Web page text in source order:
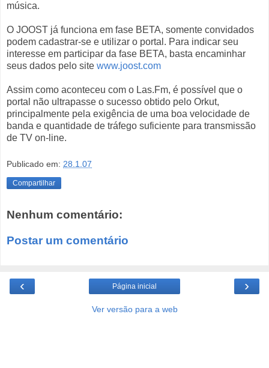
música.
O JOOST já funciona em fase BETA, somente convidados
podem cadastrar-se e utilizar o portal. Para indicar seu
interesse em participar da fase BETA, basta encaminhar
seus dados pelo site www.joost.com
Assim como aconteceu com o Las.Fm, é possível que o
portal não ultrapasse o sucesso obtido pelo Orkut,
principalmente pela exigência de uma boa velocidade de
banda e quantidade de tráfego suficiente para transmissão
de TV on-line.
Publicado em: 28.1.07
Compartilhar
Nenhum comentário:
Postar um comentário
‹ ›
Página inicial
Ver versão para a web